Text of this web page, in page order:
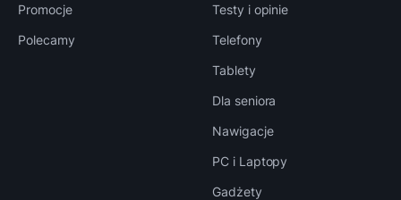
Promocje
Polecamy
Testy i opinie
Telefony
Tablety
Dla seniora
Nawigacje
PC i Laptopy
Gadżety